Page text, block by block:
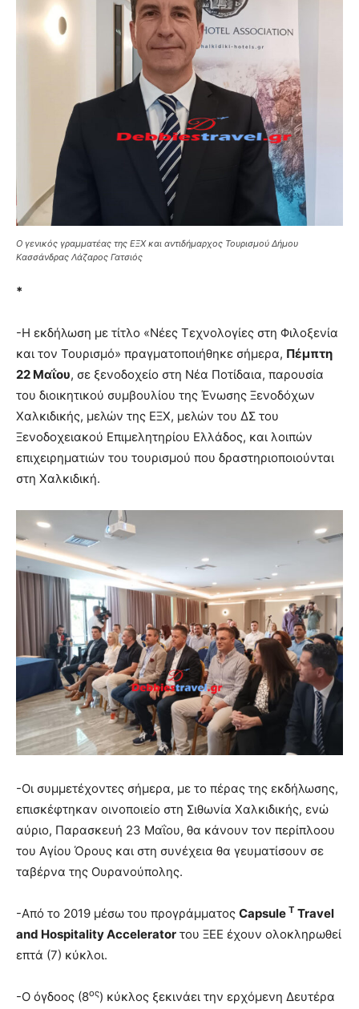
Ο γενικός γραμματέας της ΕΞΧ και αντιδήμαρχος Τουρισμού Δήμου
Κασσάνδρας Λάζαρος Γατσιός
*
-Η εκδήλωση με τίτλο «Νέες Τεχνολογίες στη Φιλοξενία
και τον Τουρισμό» πραγματοποιήθηκε σήμερα, Πέμπτη
22 Μαΐου, σε ξενοδοχείο στη Νέα Ποτίδαια, παρουσία
του διοικητικού συμβουλίου της Ένωσης Ξενοδόχων
Χαλκιδικής, μελών της ΕΞΧ, μελών του ΔΣ του
Ξενοδοχειακού Επιμελητηρίου Ελλάδος, και λοιπών
επιχειρηματιών του τουρισμού που δραστηριοποιούνται
στη Χαλκιδική.
-Οι συμμετέχοντες σήμερα, με το πέρας της εκδήλωσης,
επισκέφτηκαν οινοποιείο στη Σιθωνία Χαλκιδικής, ενώ
αύριο, Παρασκευή 23 Μαΐου, θα κάνουν τον περίπλοου
του Αγίου Όρους και στη συνέχεια θα γευματίσουν σε
ταβέρνα της Ουρανούπολης.
-Από το 2019 μέσω του προγράμματος Capsule T Travel
and Hospitality Accelerator του ΞΕΕ έχουν ολοκληρωθεί
επτά (7) κύκλοι.
-Ο όγδοος (8ος) κύκλος ξεκινάει την ερχόμενη Δευτέρα